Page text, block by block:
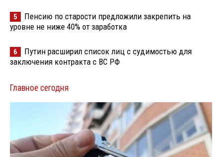
5
Пенсию по старости предложили закрепить на
уровне не ниже 40% от заработка
6
Путин расширил список лиц с судимостью для
заключения контракта с ВС РФ
Главное сегодня